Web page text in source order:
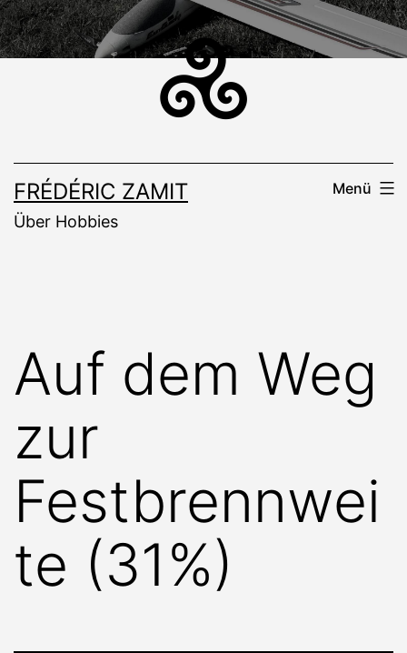
Zum
Inhalt
FRÉDÉRIC ZAMIT
Über Hobbies
Menü
Auf dem Weg
zur
Festbrennwei
te (31%)